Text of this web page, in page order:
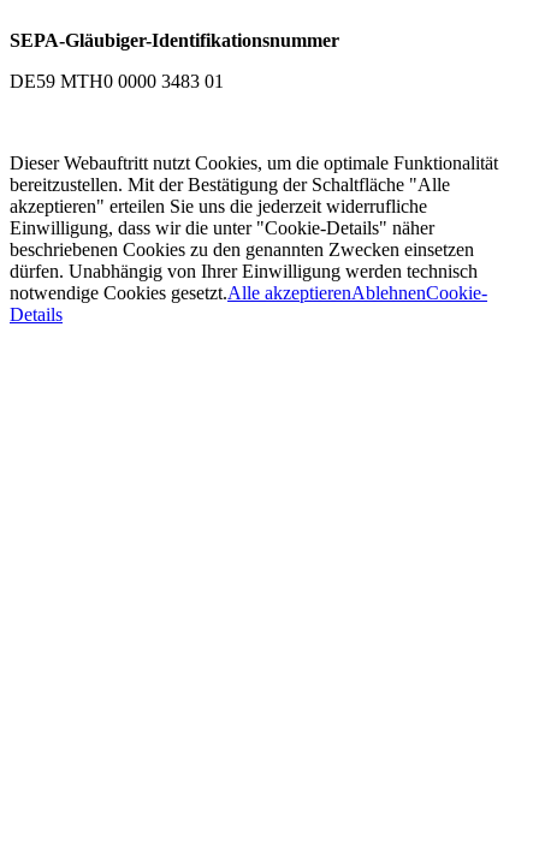
SEPA-Gläubiger-Identifikationsnummer
DE59 MTH0 0000 3483 01
Dieser Webauftritt nutzt Cookies, um die optimale Funktionalität
bereitzustellen. Mit der Bestätigung der Schaltfläche "Alle
akzeptieren" erteilen Sie uns die jederzeit widerrufliche
Einwilligung, dass wir die unter "Cookie-Details" näher
beschriebenen Cookies zu den genannten Zwecken einsetzen
dürfen. Unabhängig von Ihrer Einwilligung werden technisch
notwendige Cookies gesetzt.Alle akzeptierenAblehnenCookie-
Details